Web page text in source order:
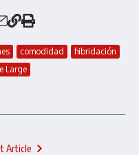
comodidad
hibridación
Large
Article